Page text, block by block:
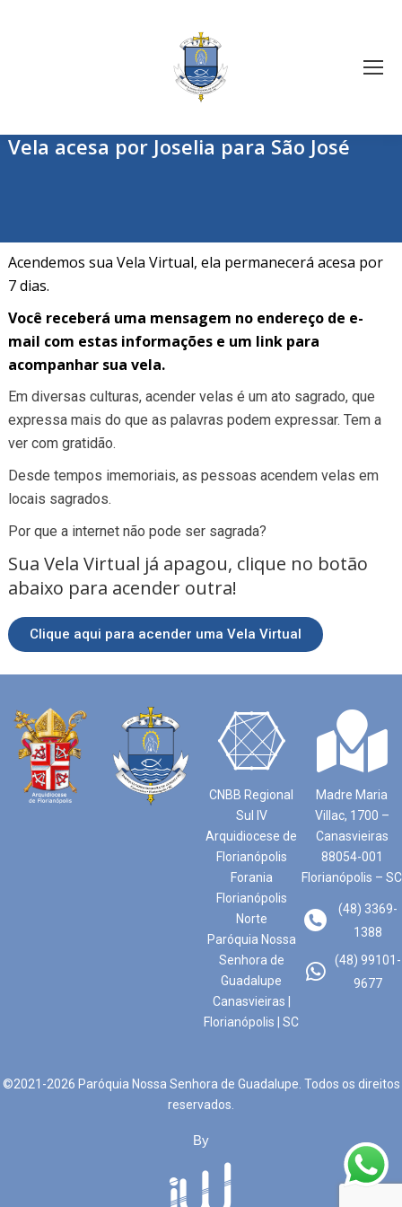
Vela acesa por Joselia para São José
Acendemos sua Vela Virtual, ela permanecerá acesa por
7 dias.
Você receberá uma mensagem no endereço de e-
mail com estas informações e um link para
acompanhar sua vela.
Em diversas culturas, acender velas é um ato sagrado, que
expressa mais do que as palavras podem expressar. Tem a
ver com gratidão.
Desde tempos imemoriais, as pessoas acendem velas em
locais sagrados.
Por que a internet não pode ser sagrada?
Sua Vela Virtual já apagou, clique no botão
abaixo para acender outra!
Clique aqui para acender uma Vela Virtual
CNBB Regional
Sul IV
Arquidiocese de
Florianópolis
Forania
Florianópolis
Norte
Paróquia Nossa
Senhora de
Guadalupe
Canasvieiras |
Florianópolis | SC
Madre Maria
Villac, 1700 –
Canasvieiras
88054-001
Florianópolis – SC
(48) 3369-
1388
(48) 99101-
9677
©2021-2026 Paróquia Nossa Senhora de Guadalupe. Todos os direitos
reservados.
By